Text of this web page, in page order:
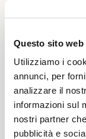
Questo sito
Utilizziamo i
annunci, per
analizzare il
informazioni sul
nostri partner
pubblicità e